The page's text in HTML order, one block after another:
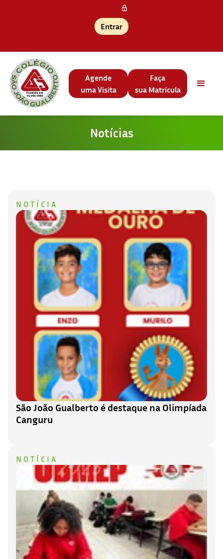
Entrar
Agende
uma Visita
Faça
sua Matrícula
Notícias
NOTÍCIA
São João Gualberto é destaque na Olimpíada
Canguru
NOTÍCIA